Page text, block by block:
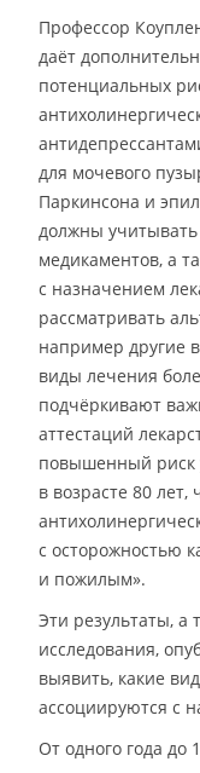
Профессор
даёт
потенциальных
для мочевого
Паркинсона и
должны
медикаментов, а
с назначением
рассматривать
например другие
виды лечения
подчёркивают
аттестаций
повышенный риск
в возрасте 80 лет,
с осторожностью
и пожилым».
Эти результаты, а
исследования,
выявить, какие
ассоциируются с
От одного года до